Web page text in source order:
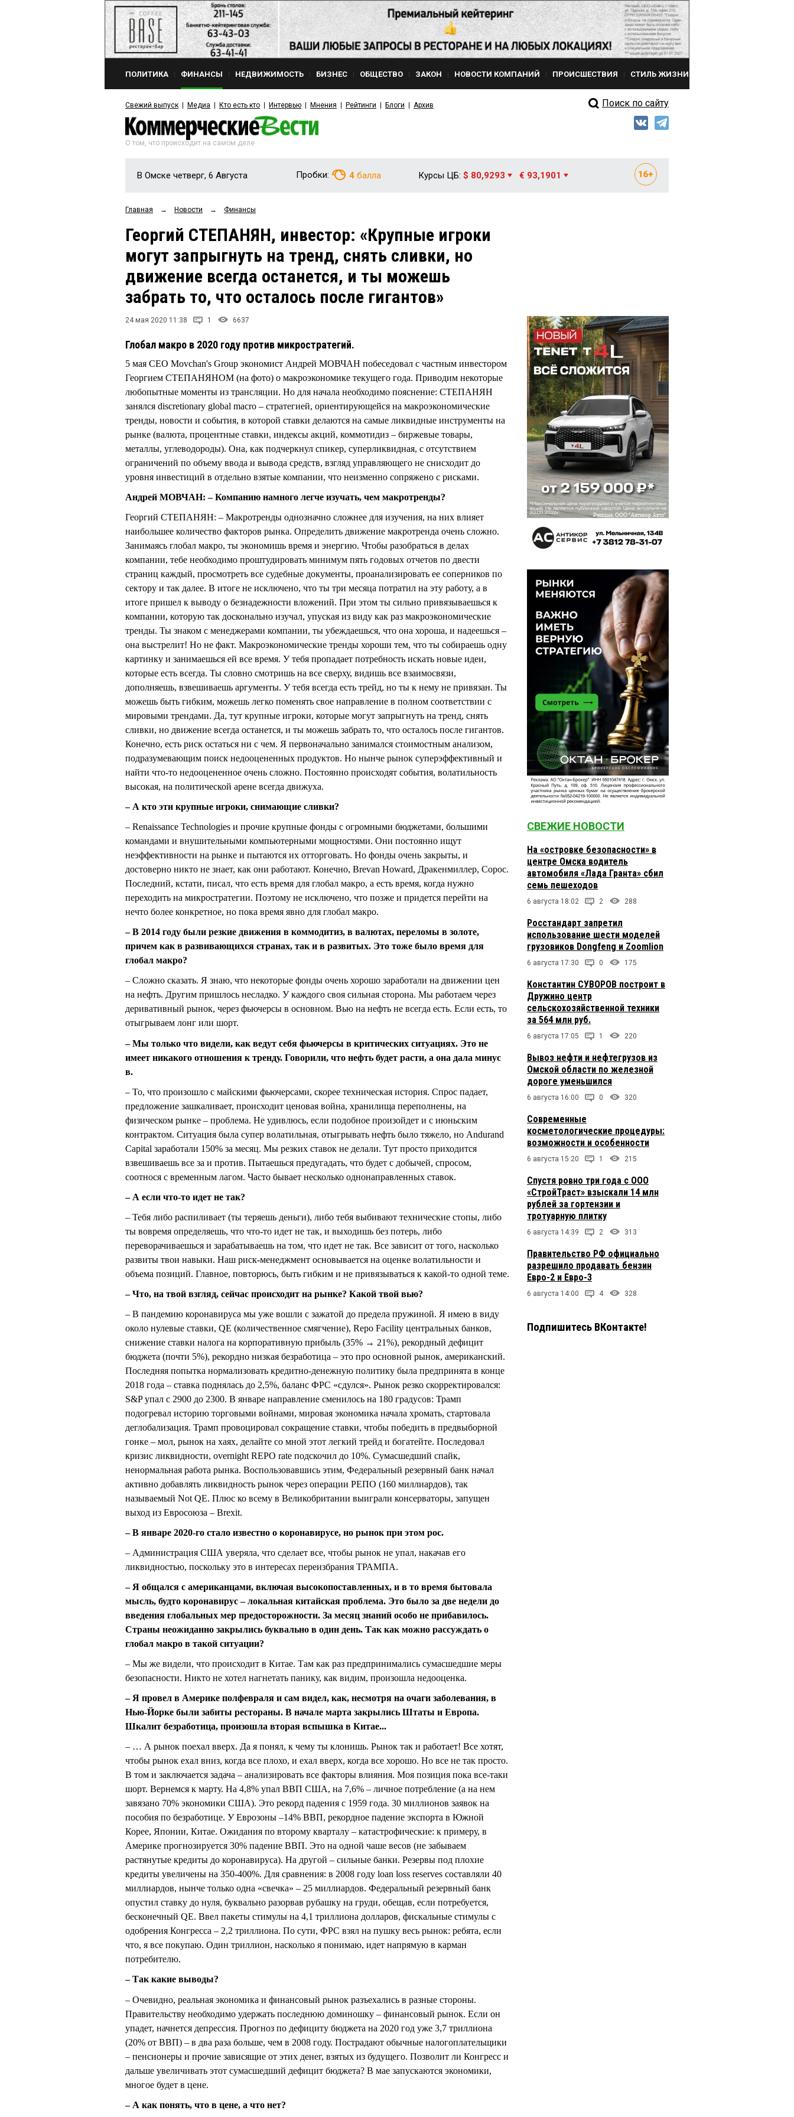
ПОЛИТИКА ФИНАНСЫ НЕДВИЖИМОСТЬ БИЗНЕС ОБЩЕСТВО ЗАКОН НОВОСТИ КОМПАНИЙ ПРОИСШЕСТВИЯ СТИЛЬ ЖИЗНИ
Свежий выпуск Медиа Кто есть кто Интервью Мнения Рейтинги Блоги Архив Поиск по сайту
О том, что происходит на самом деле
В Омске четверг, 6 Августа Пробки: 4 балла Курсы ЦБ: $ 80,9293 € 93,1901
Главная → Новости → Финансы
Георгий СТЕПАНЯН, инвестор: «Крупные игроки
могут запрыгнуть на тренд, снять сливки, но
движение всегда останется, и ты можешь
забрать то, что осталось после гигантов»
24 мая 2020 11:38 1 6637
Глобал макро в 2020 году против микростратегий.
5 мая CEO Movchan's Group экономист Андрей МОВЧАН побеседовал с частным инвестором
Георгием СТЕПАНЯНОМ (на фото) о макроэкономике текущего года. Приводим некоторые
любопытные моменты из трансляции. Но для начала необходимо пояснение: СТЕПАНЯН
занялся discretionary global macro – стратегией, ориентирующейся на макроэкономические
тренды, новости и события, в которой ставки делаются на самые ликвидные инструменты на
рынке (валюта, процентные ставки, индексы акций, коммотидиз – биржевые товары,
металлы, углеводороды). Она, как подчеркнул спикер, суперликвидная, с отсутствием
ограничений по объему ввода и вывода средств, взгляд управляющего не снисходит до
уровня инвестиций в отдельно взятые компании, что неизменно сопряжено с рисками.
Андрей МОВЧАН: – Компанию намного легче изучать, чем макротренды?
Георгий СТЕПАНЯН: – Макротренды однозначно сложнее для изучения, на них влияет
наибольшее количество факторов рынка. Определить движение макротренда очень сложно.
Занимаясь глобал макро, ты экономишь время и энергию. Чтобы разобраться в делах
компании, тебе необходимо проштудировать минимум пять годовых отчетов по двести
страниц каждый, просмотреть все судебные документы, проанализировать ее соперников по
сектору и так далее. В итоге не исключено, что ты три месяца потратил на эту работу, а в
итоге пришел к выводу о безнадежности вложений. При этом ты сильно привязываешься к
компании, которую так досконально изучал, упуская из виду как раз макроэкономические
тренды. Ты знаком с менеджерами компании, ты убеждаешься, что она хороша, и надеешься –
она выстрелит! Но не факт. Макроэкономические тренды хороши тем, что ты собираешь одну
картинку и занимаешься ей все время. У тебя пропадает потребность искать новые идеи,
которые есть всегда. Ты словно смотришь на все сверху, видишь все взаимосвязи,
дополняешь, взвешиваешь аргументы. У тебя всегда есть трейд, но ты к нему не привязан. Ты
можешь быть гибким, можешь легко поменять свое направление в полном соответствии с
мировыми трендами. Да, тут крупные игроки, которые могут запрыгнуть на тренд, снять
сливки, но движение всегда останется, и ты можешь забрать то, что осталось после гигантов.
Конечно, есть риск остаться ни с чем. Я первоначально занимался стоимостным анализом,
подразумевающим поиск недооцененных продуктов. Но нынче рынок суперэффективный и
найти что-то недооцененное очень сложно. Постоянно происходят события, волатильность
высокая, на политической арене всегда движуха.
– А кто эти крупные игроки, снимающие сливки?
– Renaissance Technologies и прочие крупные фонды с огромными бюджетами, большими
командами и внушительными компьютерными мощностями. Они постоянно ищут
неэффективности на рынке и пытаются их отторговать. Но фонды очень закрыты, и
достоверно никто не знает, как они работают. Конечно, Brevan Howard, Дракенмиллер, Сорос.
Последний, кстати, писал, что есть время для глобал макро, а есть время, когда нужно
переходить на микростратегии. Поэтому не исключено, что позже и придется перейти на
нечто более конкретное, но пока время явно для глобал макро.
– В 2014 году были резкие движения в коммодитиз, в валютах, переломы в золоте,
причем как в развивающихся странах, так и в развитых. Это тоже было время для
глобал макро?
– Сложно сказать. Я знаю, что некоторые фонды очень хорошо заработали на движении цен
на нефть. Другим пришлось несладко. У каждого своя сильная сторона. Мы работаем через
деривативный рынок, через фьючерсы в основном. Вью на нефть не всегда есть. Если есть, то
отыгрываем лонг или шорт.
– Мы только что видели, как ведут себя фьючерсы в критических ситуациях. Это не
имеет никакого отношения к тренду. Говорили, что нефть будет расти, а она дала минус
в.
– То, что произошло с майскими фьючерсами, скорее техническая история. Спрос падает,
предложение зашкаливает, происходит ценовая война, хранилища переполнены, на
физическом рынке – проблема. Не удивлюсь, если подобное произойдет и с июньским
контрактом. Ситуация была супер волатильная, отыгрывать нефть было тяжело, но Andurand
Capital заработали 150% за месяц. Мы резких ставок не делали. Тут просто приходится
взвешиваешь все за и против. Пытаешься предугадать, что будет с добычей, спросом,
соотнося с временным лагом. Часто бывает несколько однонаправленных ставок.
– А если что-то идет не так?
– Тебя либо распиливает (ты теряешь деньги), либо тебя выбивают технические стопы, либо
ты вовремя определяешь, что что-то идет не так, и выходишь без потерь, либо
переворачиваешься и зарабатываешь на том, что идет не так. Все зависит от того, насколько
развиты твои навыки. Наш риск-менеджмент основывается на оценке волатильности и
объема позиций. Главное, повторюсь, быть гибким и не привязываться к какой-то одной теме.
– Что, на твой взгляд, сейчас происходит на рынке? Какой твой вью?
– В пандемию коронавируса мы уже вошли с зажатой до предела пружиной. Я имею в виду
около нулевые ставки, QE (количественное смягчение), Repo Facility центральных банков,
снижение ставки налога на корпоративную прибыль (35% → 21%), рекордный дефицит
бюджета (почти 5%), рекордно низкая безработица – это про основной рынок, американский.
Последняя попытка нормализовать кредитно-денежную политику была предпринята в конце
2018 года – ставка поднялась до 2,5%, баланс ФРС «сдулся». Рынок резко скорректировался:
S&P упал с 2900 до 2300. В январе направление сменилось на 180 градусов: Трамп
подогревал историю торговыми войнами, мировая экономика начала хромать, стартовала
деглобализация. Трамп провоцировал сокращение ставки, чтобы победить в предвыборной
гонке – мол, рынок на хаях, делайте со мной этот легкий трейд и богатейте. Последовал
кризис ликвидности, overnight REPO rate подскочил до 10%. Сумасшедший спайк,
ненормальная работа рынка. Воспользовавшись этим, Федеральный резервный банк начал
активно добавлять ликвидность рынок через операции РЕПО (160 миллиардов), так
называемый Not QE. Плюс ко всему в Великобритании выиграли консерваторы, запущен
выход из Евросоюза – Brexit.
– В январе 2020-го стало известно о коронавирусе, но рынок при этом рос.
– Администрация США уверяла, что сделает все, чтобы рынок не упал, накачав его
ликвидностью, поскольку это в интересах переизбрания ТРАМПА.
– Я общался с американцами, включая высокопоставленных, и в то время бытовала
мысль, будто коронавирус – локальная китайская проблема. Это было за две недели до
введения глобальных мер предосторожности. За месяц знаний особо не прибавилось.
Страны неожиданно закрылись буквально в один день. Так как можно рассуждать о
глобал макро в такой ситуации?
– Мы же видели, что происходит в Китае. Там как раз предпринимались сумасшедшие меры
безопасности. Никто не хотел нагнетать панику, как видим, произошла недооценка.
– Я провел в Америке полфевраля и сам видел, как, несмотря на очаги заболевания, в
Нью-Йорке были забиты рестораны. В начале марта закрылись Штаты и Европа.
Шкалит безработица, произошла вторая вспышка в Китае...
– … А рынок поехал вверх. Да я понял, к чему ты клонишь. Рынок так и работает! Все хотят,
чтобы рынок ехал вниз, когда все плохо, и ехал вверх, когда все хорошо. Но все не так просто.
В том и заключается задача – анализировать все факторы влияния. Моя позиция пока все-таки
шорт. Вернемся к марту. На 4,8% упал ВВП США, на 7,6% – личное потребление (а на нем
завязано 70% экономики США). Это рекорд падения с 1959 года. 30 миллионов заявок на
пособия по безработице. У Еврозоны –14% ВВП, рекордное падение экспорта в Южной
Корее, Японии, Китае. Ожидания по второму кварталу – катастрофические: к примеру, в
Америке прогнозируется 30% падение ВВП. Это на одной чаше весов (не забываем
растянутые кредиты до коронавируса). На другой – сильные банки. Резервы под плохие
кредиты увеличены на 350-400%. Для сравнения: в 2008 году loan loss reserves составляли 40
миллиардов, нынче только одна «свечка» – 25 миллиардов. Федеральный резервный банк
опустил ставку до нуля, буквально разорвав рубашку на груди, обещав, если потребуется,
бесконечный QE. Ввел пакеты стимулы на 4,1 триллиона долларов, фискальные стимулы с
одобрения Конгресса – 2,2 триллиона. По сути, ФРС взял на пушку весь рынок: ребята, если
что, я все покупаю. Один триллион, насколько я понимаю, идет напрямую в карман
потребителю.
– Так какие выводы?
– Очевидно, реальная экономика и финансовый рынок разъехались в разные стороны.
Правительству необходимо удержать последнюю доминошку – финансовый рынок. Если он
упадет, начнется депрессия. Прогноз по дефициту бюджета на 2020 год уже 3,7 триллиона
(20% от ВВП) – в два раза больше, чем в 2008 году. Пострадают обычные налогоплательщики
– пенсионеры и прочие зависящие от этих денег, взятых из будущего. Позволит ли Конгресс и
дальше увеличивать этот сумасшедший дефицит бюджета? В мае запускаются экономики,
многое будет в цене.
– А как понять, что в цене, а что нет?
СВЕЖИЕ НОВОСТИ
На «островке безопасности» в
центре Омска водитель
автомобиля «Лада Гранта» сбил
семь пешеходов
6 августа 18:02 2 288
Росстандарт запретил
использование шести моделей
грузовиков Dongfeng и Zoomlion
6 августа 17:30 0 175
Константин СУВОРОВ построит в
Дружино центр
сельскохозяйственной техники
за 564 млн руб.
6 августа 17:05 1 220
Вывоз нефти и нефтегрузов из
Омской области по железной
дороге уменьшился
6 августа 16:00 0 320
Современные
косметологические процедуры:
возможности и особенности
6 августа 15:20 1 215
Спустя ровно три года с ООО
«СтройТраст» взыскали 14 млн
рублей за гортензии и
тротуарную плитку
6 августа 14:39 2 313
Правительство РФ официально
разрешило продавать бензин
Евро-2 и Евро-3
6 августа 14:00 4 328
Подпишитесь ВКонтакте!